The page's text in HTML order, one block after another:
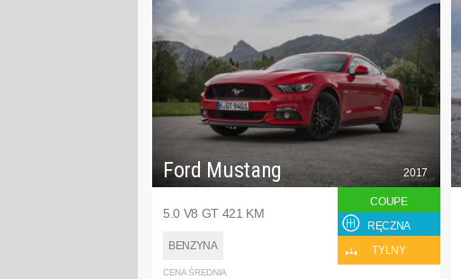
Ford Mustang
5.0 V8 GT 421 KM
BENZYNA
2017
COUPE
RĘCZNA
TYLNY
CENA ŚREDNIA